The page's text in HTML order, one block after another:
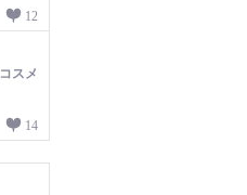
12
コスメ
14